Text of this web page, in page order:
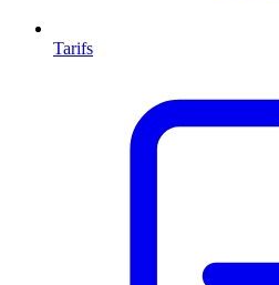
Tarifs